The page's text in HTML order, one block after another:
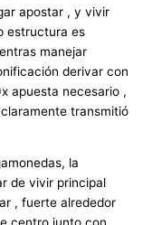
apostar , y vivir
estructura es
manejar
derivar con
apuesta necesario ,
transmitió
la
de vivir principal
, fuerte alrededor